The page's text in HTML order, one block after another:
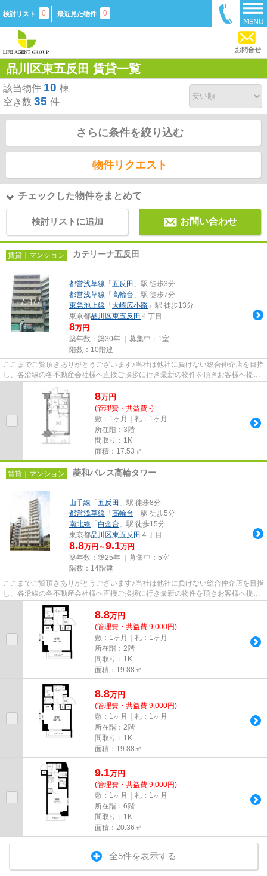
検討リスト 0 最近見た物件 0
お問合せ
品川区東五反田 賃貸一覧
該当物件 10 棟
空き数 35 件
さらに条件を絞り込む
物件リクエスト
チェックした物件をまとめて
検討リストに追加 お問い合わせ
賃貸｜マンション カテリーナ五反田
都営浅草線 「 五反田 」駅 徒歩3分
都営浅草線 「 高輪台 」駅 徒歩7分
東急池上線 「 大崎広小路 」駅 徒歩13分
東京都品川区東五反田 ４丁目
8万円
築年数：築30年 ｜募集中： 1室
階数：10階建
ここまでご覧頂きありがとうございます♪当社は他社に負けない総合仲介店を目指
し、各沿線の各不動産会社様へ直接ご挨拶に行き最新の物件を頂きお客様へ提供
8万円
(管理費・共益費 -)
敷：1ヶ月｜礼：1ヶ月
所在階：3階
間取り：1K
面積：17.53㎡
賃貸｜マンション 菱和パレス高輪タワー
山手線 「 五反田 」駅 徒歩8分
都営浅草線 「 高輪台 」駅 徒歩5分
南北線 「 白金台 」駅 徒歩15分
東京都品川区東五反田 ４丁目
8.8万円～9.1万円
築年数：築25年 ｜募集中： 5室
階数：14階建
ここまでご覧頂きありがとうございます♪当社は他社に負けない総合仲介店を目指
し、各沿線の各不動産会社様へ直接ご挨拶に行き最新の物件を頂きお客様へ提供
しております！最新の情報は...
8.8万円
(管理費・共益費 9,000円)
敷：1ヶ月｜礼：1ヶ月
所在階：2階
間取り：1K
面積：19.88㎡
8.8万円
(管理費・共益費 9,000円)
敷：1ヶ月｜礼：1ヶ月
所在階：2階
間取り：1K
面積：19.88㎡
9.1万円
(管理費・共益費 9,000円)
敷：1ヶ月｜礼：1ヶ月
所在階：6階
間取り：1K
面積：20.36㎡
全5件を表示する